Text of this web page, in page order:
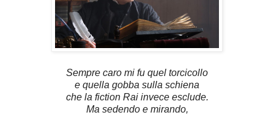
Sempre caro mi fu quel torcicollo
e quella gobba sulla schiena
che la fiction Rai invece esclude.
Ma sedendo e mirando,